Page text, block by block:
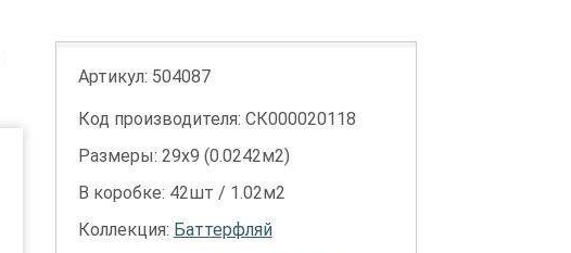
Артикул: 504087
Код производителя: СК000020118
Размеры: 29х9 (0.0242м2)
В коробке: 42шт / 1.02м2
Коллекция: Баттерфляй